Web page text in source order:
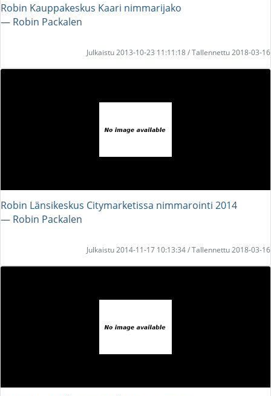
Robin Kauppakeskus Kaari nimmarijako
― Robin Packalen
Julkaistu 2013-10-23 11:11:18 / Tallennettu 2018-03-16
Robin Länsikeskus Citymarketissa nimmarointi 2014
― Robin Packalen
Julkaistu 2014-11-17 10:13:34 / Tallennettu 2018-03-16